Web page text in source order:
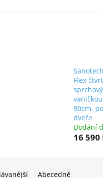
Flex
90cm,
dveře
Dodání
16 590
Abecedně